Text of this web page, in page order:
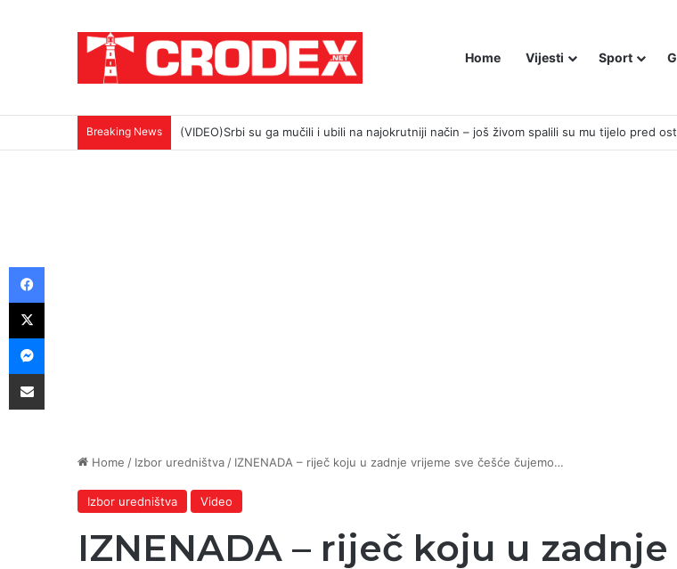
Home Vijesti Sport
Breaking News OLUJU SMO DOBILI ORUŽJEM. ISTINU MOŽEMO IZGUBITI ŠUTNJOM.
Home / Izbor uredništva / IZNENADA – riječ koju u zadnje vrijeme sve češće čujemo…
Izbor uredništva Video
IZNENADA – riječ koju u
Facebook
X
Messenger
Podijeli putem E-maila